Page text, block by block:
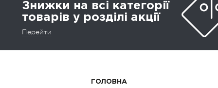
Знижки на всі категорії
товарів у розділі акції
Перейти
ГОЛОВНА